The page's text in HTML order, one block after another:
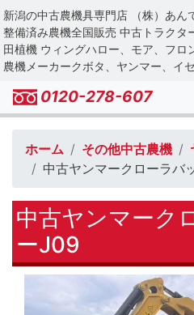
to
新潟の中古農機具専門店 （株）あん
整備済み農機全国販売 中古トラクタ
田植機 ウィングハロー、モア、フロ
農機メーカークボタ、ヤンマー、イ
0120-278-607
ホーム その他中古農機
中古ヤンマークローラバ
中古ヤンマーク
ーJ09